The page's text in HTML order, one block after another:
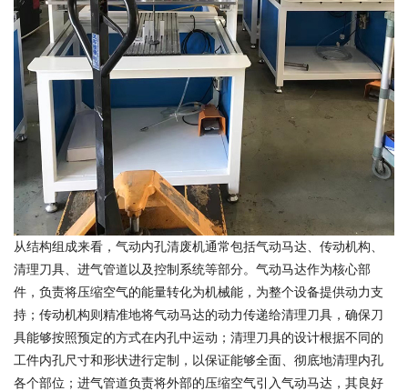
从结构组成来看，气动内孔清废机通常包括气动马达、传动机构、
清理刀具、进气管道以及控制系统等部分。气动马达作为核心部
件，负责将压缩空气的能量转化为机械能，为整个设备提供动力支
持；传动机构则精准地将气动马达的动力传递给清理刀具，确保刀
具能够按照预定的方式在内孔中运动；清理刀具的设计根据不同的
工件内孔尺寸和形状进行定制，以保证能够全面、彻底地清理内孔
各个部位；进气管道负责将外部的压缩空气引入气动马达，其良好